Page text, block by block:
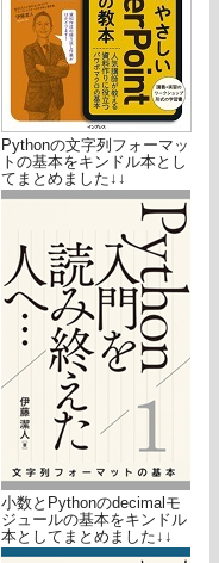
Pythonの文字列フォーマッ
トの基本をキンドル本とし
てまとめました↓↓
小数とPythonのdecimalモ
ジュールの基本をキンドル
本としてまとめました↓↓